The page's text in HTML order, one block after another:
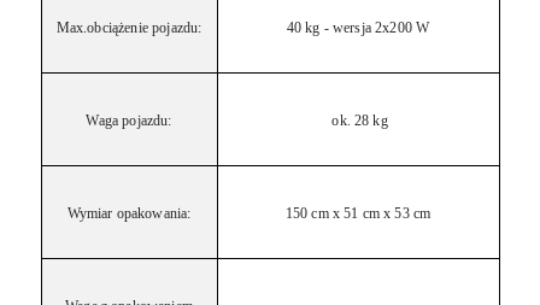
Max.obciążenie pojazdu: 40 kg - wersja 2x200 W
Waga pojazdu: ok. 28 kg
Wymiar opakowania: 150 cm x 51 cm x 53 cm